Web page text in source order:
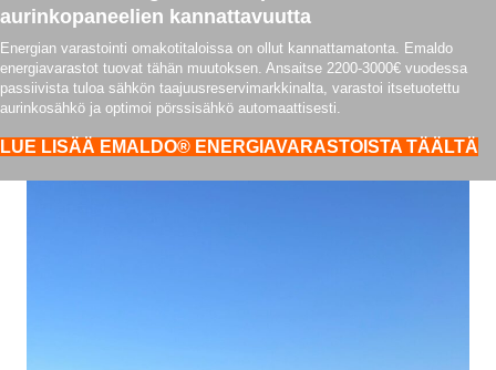
aurinkopaneelien kannattavuutta
Energian varastointi omakotitaloissa on ollut kannattamatonta. Emaldo
energiavarastot tuovat tähän muutoksen. Ansaitse 2200-3000€ vuodessa
passiivista tuloa sähkön taajuusreservimarkkinalta, varastoi itsetuotettu
aurinkosähkö ja optimoi pörssisähkö automaattisesti.
LUE LISÄÄ EMALDO® ENERGIAVARASTOISTA TÄÄLTÄ